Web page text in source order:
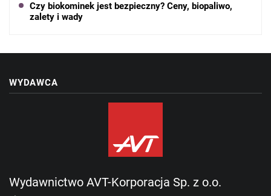
Czy biokominek jest bezpieczny? Ceny, biopaliwo,
zalety i wady
WYDAWCA
Wydawnictwo AVT-Korporacja Sp. z o.o.